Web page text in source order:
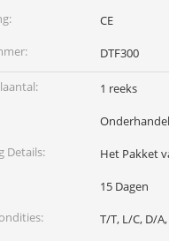
CE
DTF300
1 reeks
Details:
Het Pakket
15 Dagen
T/T, L/C, D/